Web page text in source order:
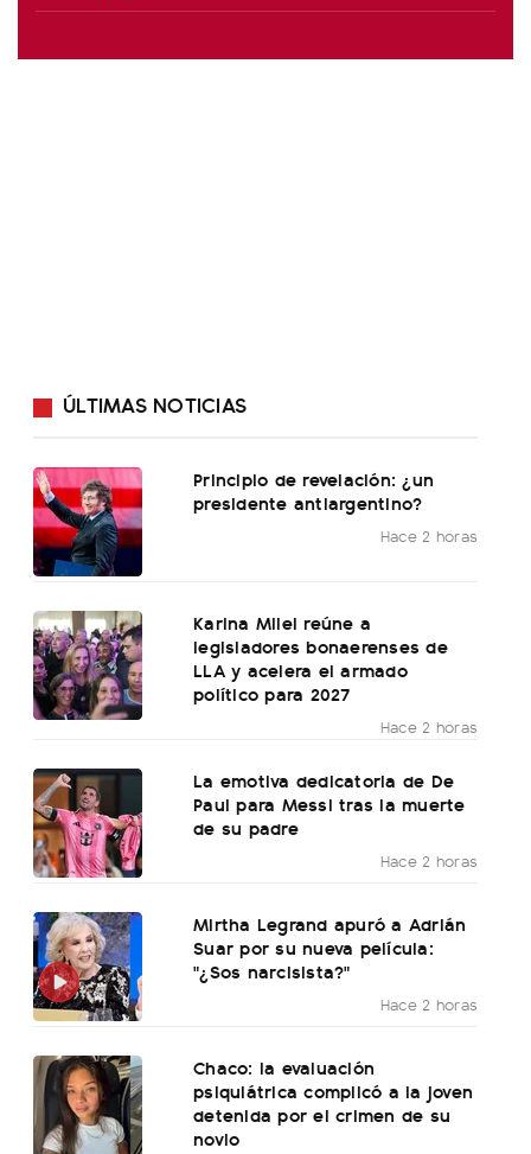
ÚLTIMAS NOTICIAS
Principio de revelación: ¿un
presidente antiargentino?
Hace 2 horas
Karina Milei reúne a
legisladores bonaerenses de
LLA y acelera el armado
político para 2027
Hace 2 horas
La emotiva dedicatoria de De
Paul para Messi tras la muerte
de su padre
Hace 2 horas
Mirtha Legrand apuró a Adrián
Suar por su nueva película:
"¿Sos narcisista?"
Hace 2 horas
Chaco: la evaluación
psiquiátrica complicó a la joven
detenida por el crimen de su
novio